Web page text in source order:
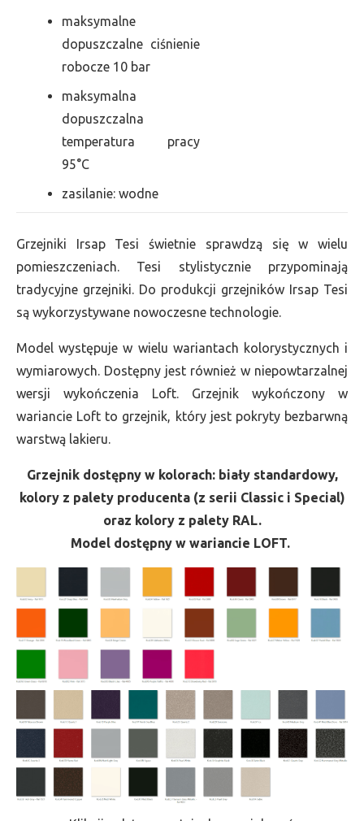
maksymalne
dopuszczalne ciśnienie
robocze 10 bar
maksymalna
dopuszczalna
temperatura pracy
95°C
zasilanie: wodne
Grzejniki Irsap Tesi świetnie sprawdzą się w wielu
pomieszczeniach. Tesi stylistycznie przypominają
tradycyjne grzejniki. Do produkcji grzejników Irsap Tesi
są wykorzystywane nowoczesne technologie.
Model występuje w wielu wariantach kolorystycznych i
wymiarowych. Dostępny jest również w niepowtarzalnej
wersji wykończenia Loft. Grzejnik wykończony w
wariancie Loft to grzejnik, który jest pokryty bezbarwną
warstwą lakieru.
Grzejnik dostępny w kolorach: biały standardowy,
kolory z palety producenta (z serii Classic i Special)
oraz kolory z palety RAL.
Model dostępny w wariancie LOFT.